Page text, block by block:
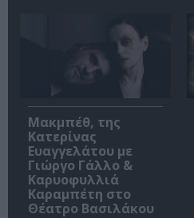
Μακμπέθ, της
Κατερίνας
Ευαγγελάτου με
Γιώργο Γάλλο &
Καρυοφυλλιά
Καραμπέτη στο
Θέατρο Βασιλάκου